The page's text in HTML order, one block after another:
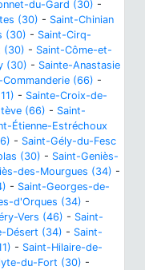
du-Gard (30) -
(30) - Saint-Chinian
(30) - Saint-Cirq-
(30) - Saint-Côme-et-
(30) - Sainte-Anastasie
(66) -
- Sainte-Croix-de-
(66) - Saint-
Étienne-Estréchoux
- Saint-Gély-du-Fesc
(30) - Saint-Geniès-
des-Mourgues (34) -
- Saint-Georges-de-
d'Orques (34) -
Vers (46) - Saint-
Désert (34) - Saint-
- Saint-Hilaire-de-
du-Fort (30) -